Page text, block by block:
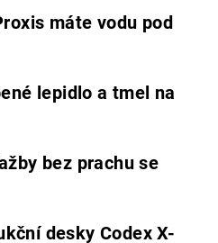
máte vodu pod
lepidlo a tmel na
bez prachu se
desky Codex X-